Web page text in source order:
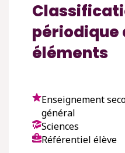
périodique
éléments
Enseignement
général
Sciences
Référentiel élève